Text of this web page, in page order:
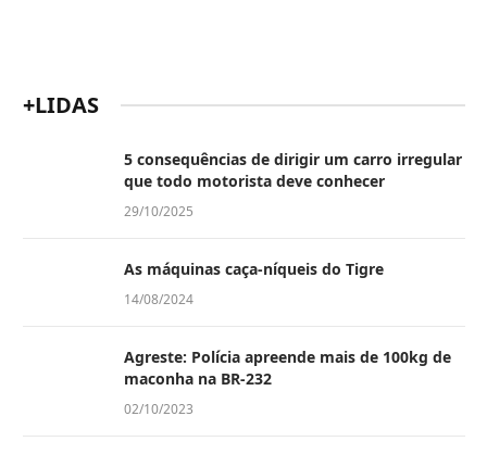
+LIDAS
5 consequências de dirigir um carro irregular
que todo motorista deve conhecer
29/10/2025
As máquinas caça-níqueis do Tigre
14/08/2024
Agreste: Polícia apreende mais de 100kg de
maconha na BR-232
02/10/2023